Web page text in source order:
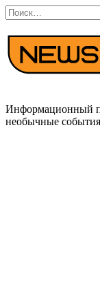
Перейти
к
содержанию
Search
for:
Информационный
необычные